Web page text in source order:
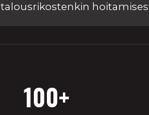
talousrikostenkin
100+